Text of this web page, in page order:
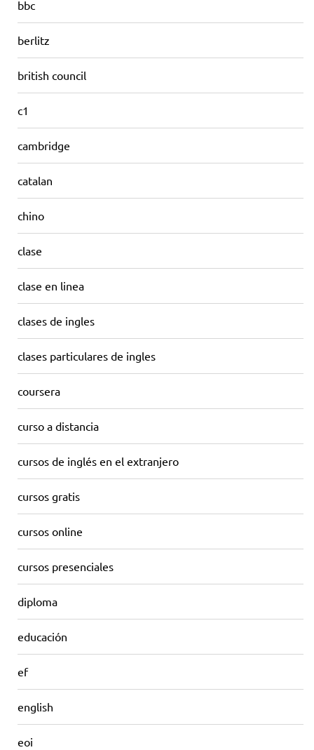
bbc
berlitz
british council
c1
cambridge
catalan
chino
clase
clase en linea
clases de ingles
clases particulares de ingles
coursera
curso a distancia
cursos de inglés en el extranjero
cursos gratis
cursos online
cursos presenciales
diploma
educación
ef
english
eoi